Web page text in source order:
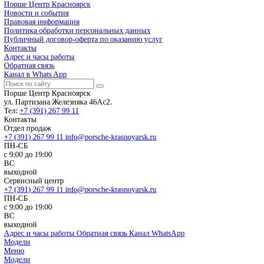
Порше Центр Красноярск
Новости и события
Правовая информация
Политика обработки персональных данных
Публичный договор-оферта по оказанию услуг
Контакты
Адрес и часы работы
Обратная связь
Канал в Whats App
Порше Центр Красноярск
ул. Партизана Железняка 46Ас2.
Тел: +7 (391) 267 99 11
Контакты
Отдел продаж
+7 (391) 267 99 11 info@porsche-krasnoyarsk.ru
ПН-СБ
c 9:00 до 19:00
ВС
выходной
Сервисный центр
+7 (391) 267 99 11 info@porsche-krasnoyarsk.ru
ПН-СБ
с 9:00 до 19:00
ВС
выходной
Адрес и часы работы Обратная связь Канал WhatsApp
Модели
Меню
Модели